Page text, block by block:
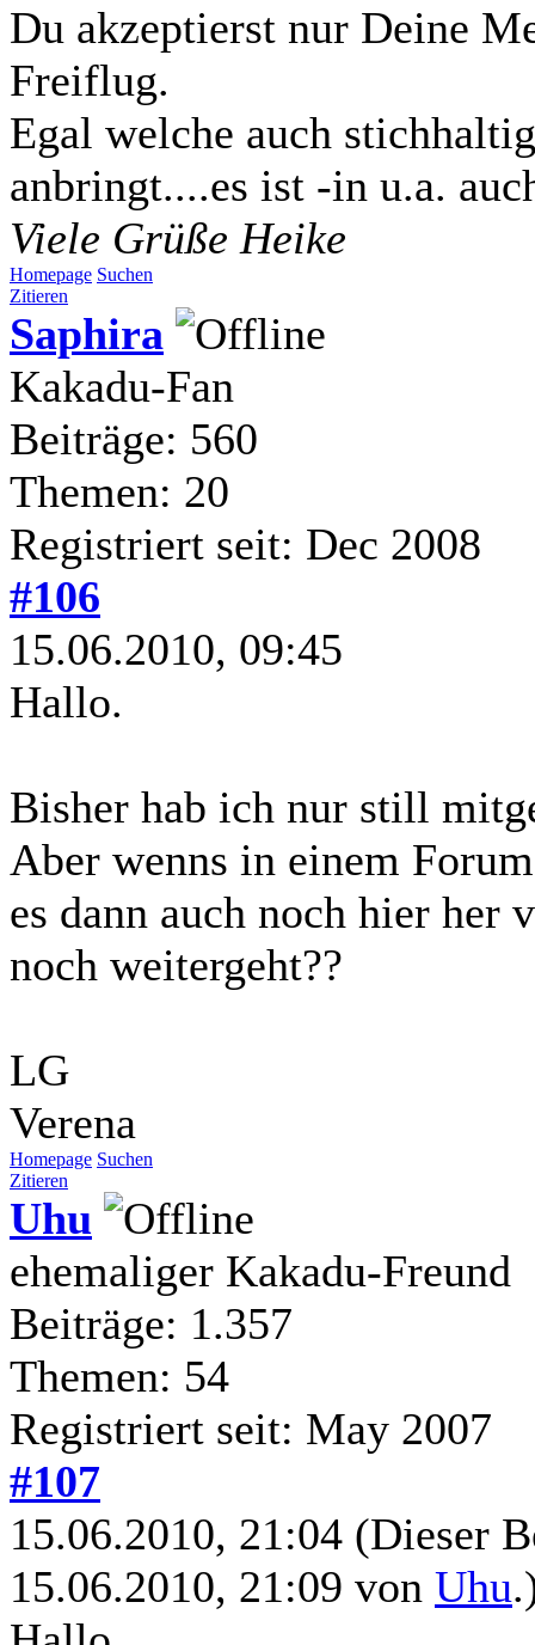
Du akzeptierst nur Deine
Freiflug.
Egal welche auch
anbringt....es ist -in u.a.
Viele Grüße Heike
Homepage Suchen
Zitieren
Saphira
Kakadu-Fan
Beiträge: 560
Themen: 20
Registriert seit: Dec 2008
#106
15.06.2010, 09:45
Hallo.
Bisher hab ich nur still
Aber wenns in einem
es dann auch noch hier her
noch weitergeht??
LG
Verena
Homepage Suchen
Zitieren
Uhu
ehemaliger Kakadu-Freund
Beiträge: 1.357
Themen: 54
Registriert seit: May 2007
#107
15.06.2010, 21:04 (Dieser
15.06.2010, 21:09 von Uhu